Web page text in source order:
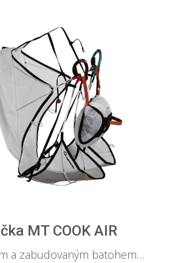
MT COOK AIR
a zabudovaným batohem…